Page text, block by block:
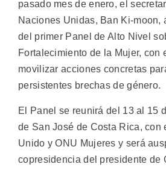
pasado mes de enero, el
Naciones Unidas, Ban Ki-moon,
del primer Panel de Alto Nivel
Fortalecimiento de la Mujer, con
movilizar acciones concretas
persistentes brechas de género.
El Panel se reunirá del 13 al 15
de San José de Costa Rica, con
Unido y ONU Mujeres y será
copresidencia del presidente de